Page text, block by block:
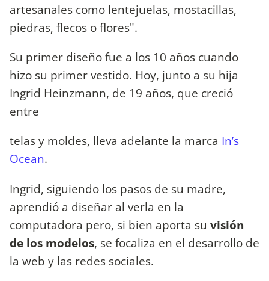
artesanales como lentejuelas, mostacillas,
piedras, flecos o flores".
Su primer diseño fue a los 10 años cuando
hizo su primer vestido. Hoy, junto a su hija
Ingrid Heinzmann, de 19 años, que creció
entre
telas y moldes, lleva adelante la marca In’s
Ocean.
Ingrid, siguiendo los pasos de su madre,
aprendió a diseñar al verla en la
computadora pero, si bien aporta su visión
de los modelos, se focaliza en el desarrollo de
la web y las redes sociales.